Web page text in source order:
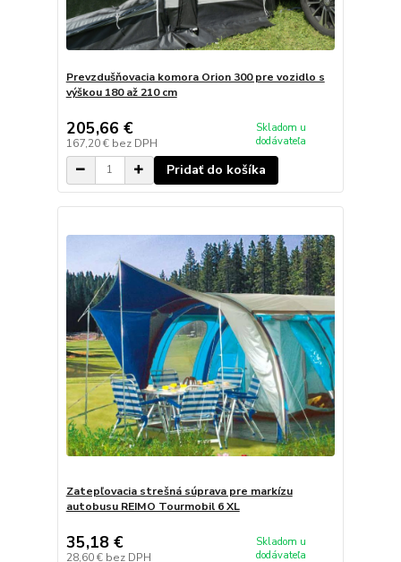
Prevzdušňovacia komora Orion 300 pre vozidlo s
výškou 180 až 210 cm
205,66 €
167,20 € bez DPH
Skladom u
dodávateľa
Pridať do košíka
Zatepľovacia strešná súprava pre markízu
autobusu REIMO Tourmobil 6 XL
35,18 €
28,60 € bez DPH
Skladom u
dodávateľa